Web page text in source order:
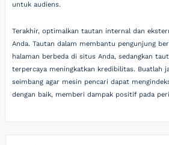
untuk audiens.
Terakhir, optimalkan tautan internal dan
Anda. Tautan dalam membantu pengunjung
halaman berbeda di situs Anda, sedangkan
terpercaya meningkatkan kredibilitas. Buatlah
seimbang agar mesin pencari dapat
dengan baik, memberi dampak positif pada